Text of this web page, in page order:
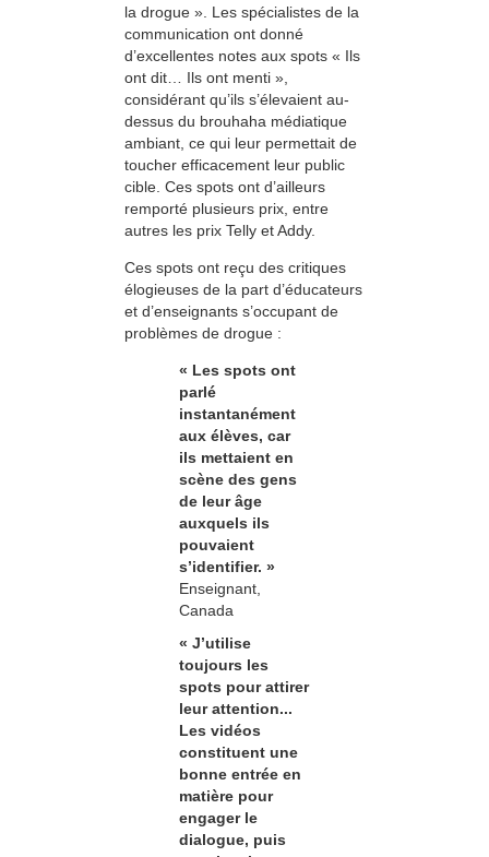
la drogue ». Les spécialistes de la
communication ont donné
d’excellentes notes aux spots « Ils
ont dit… Ils ont menti »,
considérant qu’ils s’élevaient au-
dessus du brouhaha médiatique
ambiant, ce qui leur permettait de
toucher efficacement leur public
cible. Ces spots ont d’ailleurs
remporté plusieurs prix, entre
autres les prix Telly et Addy.
Ces spots ont reçu des critiques
élogieuses de la part d’éducateurs
et d’enseignants s’occupant de
problèmes de drogue :
« Les spots ont
parlé
instantanément
aux élèves, car
ils mettaient en
scène des gens
de leur âge
auxquels ils
pouvaient
s’identifier. »
Enseignant,
Canada
« J’utilise
toujours les
spots pour attirer
leur attention...
Les vidéos
constituent une
bonne entrée en
matière pour
engager le
dialogue, puis